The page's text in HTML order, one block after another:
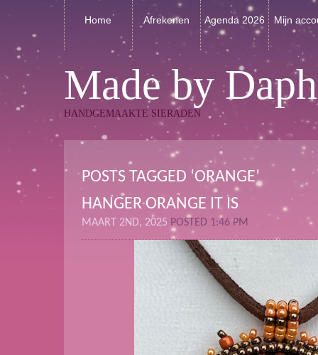
Home Afrekenen Agenda 2026 Mijn
Made by
HANDGEMAAKTE SIERADEN
POSTS TAGGED ‘ORANGE’
HANGER ORANGE IT IS
MAART 2ND, 2025 POSTED 1:46 PM